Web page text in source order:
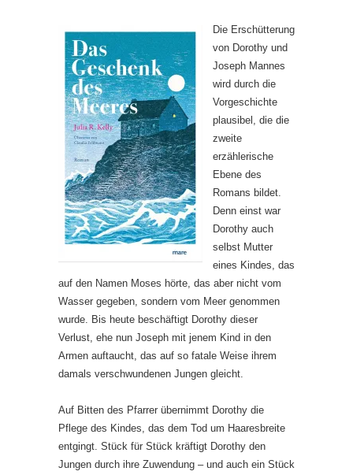
Die Erschütterung
von Dorothy und
Joseph Mannes
wird durch die
Vorgeschichte
plausibel, die die
zweite
erzählerische
Ebene des
Romans bildet.
Denn einst war
Dorothy auch
selbst Mutter
eines Kindes, das
auf den Namen Moses hörte, das aber nicht vom
Wasser gegeben, sondern vom Meer genommen
wurde. Bis heute beschäftigt Dorothy dieser
Verlust, ehe nun Joseph mit jenem Kind in den
Armen auftaucht, das auf so fatale Weise ihrem
damals verschwundenen Jungen gleicht.
Auf Bitten des Pfarrer übernimmt Dorothy die
Pflege des Kindes, das dem Tod um Haaresbreite
entgingt. Stück für Stück kräftigt Dorothy den
Jungen durch ihre Zuwendung – und auch ein Stück